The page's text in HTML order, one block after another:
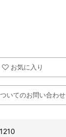
お気に入り
いてのお問い合わせ